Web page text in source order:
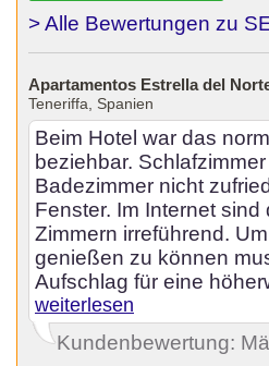
> Alle Bewertungen zu
Apartamentos Estrella del
Teneriffa, Spanien
Beim Hotel war das
beziehbar.
Badezimmer nicht
Fenster. Im Internet
Zimmern irreführend.
genießen zu können
Aufschlag für eine
weiterlesen
Kundenbewertung: